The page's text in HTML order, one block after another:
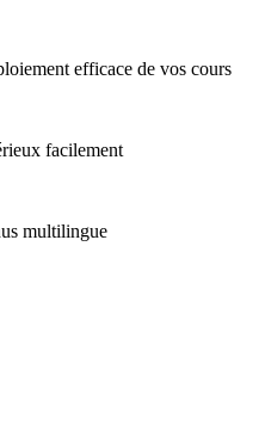
efficace de vos cours
facilement
multilingue